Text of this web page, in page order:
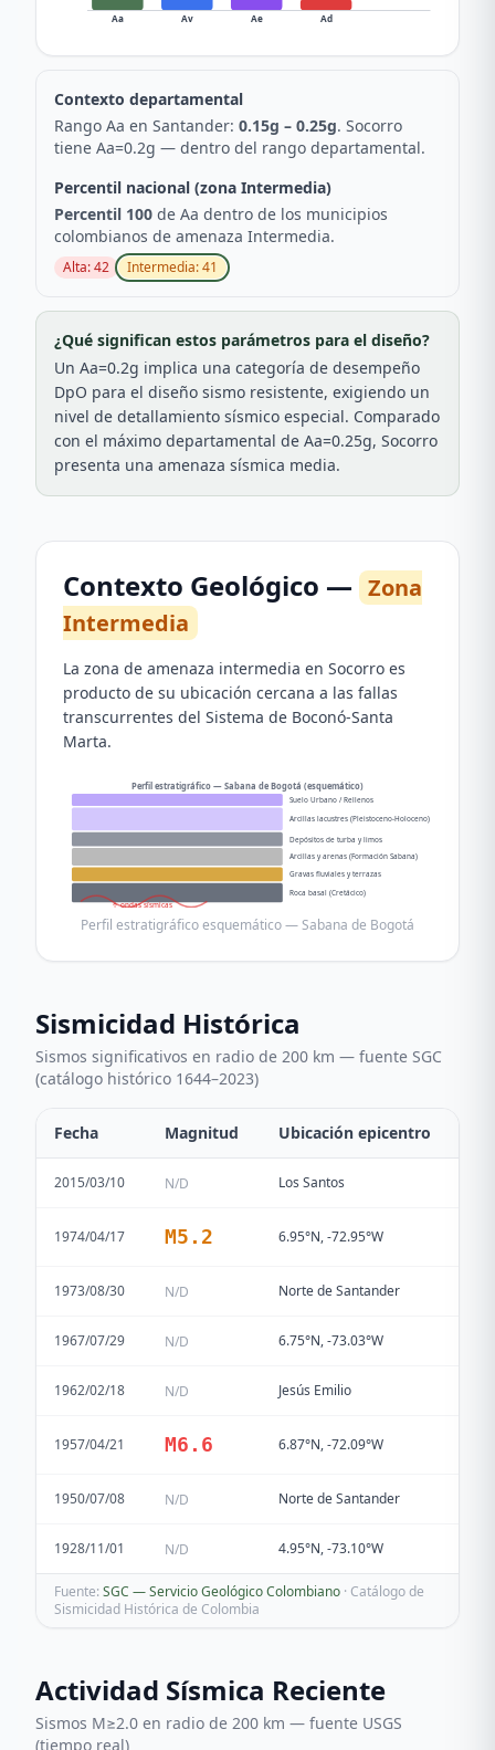
Aa Av Ae Ad
Contexto departamental
Rango Aa en Santander: 0.15g – 0.25g. Socorro
tiene Aa=0.2g — dentro del rango departamental.
Percentil nacional (zona Intermedia)
Percentil 100 de Aa dentro de los municipios
colombianos de amenaza Intermedia.
Alta:42 Intermedia:41
¿Qué significan estos parámetros para el diseño?
Un Aa=0.2g implica una categoría de desempeño
DpO para el diseño sismo resistente, exigiendo un
nivel de detallamiento sísmico especial. Comparado
con el máximo departamental de Aa=0.25g, Socorro
presenta una amenaza sísmica media.
Contexto Geológico — Zona
Intermedia
La zona de amenaza intermedia en Socorro es
producto de su ubicación cercana a las fallas
transcurrentes del Sistema de Boconó-Santa
Marta.
Perfil estratigráfico — Sabana de Bogotá (esquemático)
Suelo Urbano / Rellenos
Arcillas lacustres (Pleistoceno-Holoceno)
Depósitos de turba y limos
Arcillas y arenas (Formación Sabana)
Gravas fluviales y terrazas
Roca basal (Cretácico)
↑ ondas sísmicas
Perfil estratigráfico esquemático — Sabana de Bogotá
Sismicidad Histórica
Sismos significativos en radio de 200 km — fuente SGC
(catálogo histórico 1644–2023)
Fecha Magnitud Ubicación epicentro
2015/03/10 N/D Los Santos
1974/04/17 M5.2 6.95°N, -72.95°W
1973/08/30 N/D Norte de Santander
1967/07/29 N/D 6.75°N, -73.03°W
1962/02/18 N/D Jesús Emilio
1957/04/21 M6.6 6.87°N, -72.09°W
1950/07/08 N/D Norte de Santander
1928/11/01 N/D 4.95°N, -73.10°W
Fuente: SGC — Servicio Geológico Colombiano · Catálogo de
Sismicidad Histórica de Colombia
Actividad Sísmica Reciente
Sismos M≥2.0 en radio de 200 km — fuente USGS
(tiempo real)